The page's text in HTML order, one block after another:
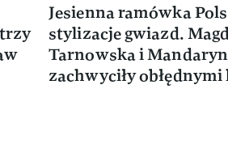
Jesienna ramówka
stylizacje gwiazd.
Tarnowska i
zachwyciły